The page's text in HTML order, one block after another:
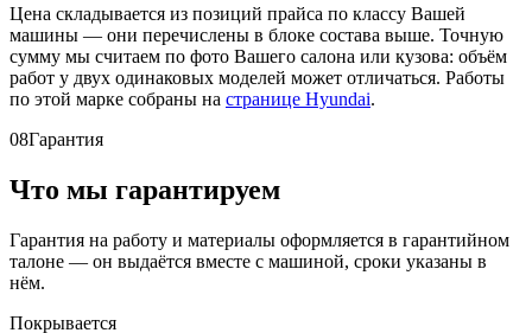
Цена складывается из позиций прайса по классу Вашей
машины — они перечислены в блоке состава выше. Точную
сумму мы считаем по фото Вашего салона или кузова: объём
работ у двух одинаковых моделей может отличаться. Работы
по этой марке собраны на странице Hyundai.
08Гарантия
Что мы гарантируем
Гарантия на работу и материалы оформляется в гарантийном
талоне — он выдаётся вместе с машиной, сроки указаны в
нём.
Покрывается